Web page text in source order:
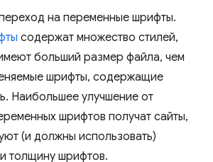
на переменные шрифты.
содержат множество стилей,
больший размер файла, чем
шрифты, содержащие
Наибольшее улучшение от
шрифтов получат сайты,
(и должны использовать)
толщину шрифтов.